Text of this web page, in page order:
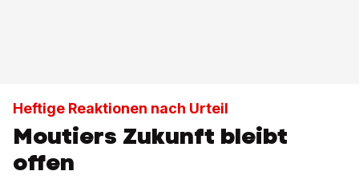
Heftige Reaktionen nach Urteil
Moutiers Zukunft bleibt
offen